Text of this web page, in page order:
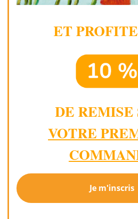
ET
DE REMISE
VOTRE
Je m'inscris